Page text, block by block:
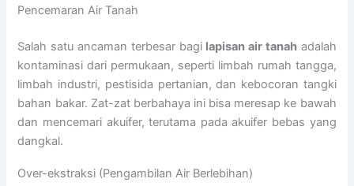
Pencemaran Air Tanah
Salah satu ancaman terbesar bagi lapisan air tanahadalah
kontaminasi dari permukaan, seperti limbah rumah tangga,
limbah industri, pestisida pertanian, dan kebocoran tangki
bahan bakar. Zat-zat berbahaya ini bisa meresap ke bawah
dan mencemari akuifer, terutama pada akuifer bebas yang
dangkal.
Over-ekstraksi (Pengambilan Air Berlebihan)